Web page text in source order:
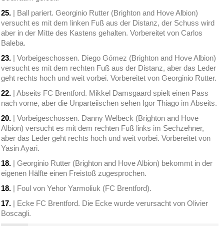
25. | Ball pariert. Georginio Rutter (Brighton and Hove Albion)
versucht es mit dem linken Fuß aus der Distanz, der Schuss wird
aber in der Mitte des Kastens gehalten. Vorbereitet von Carlos
Baleba.
23. | Vorbeigeschossen. Diego Gómez (Brighton and Hove Albion)
versucht es mit dem rechten Fuß aus der Distanz, aber das Leder
geht rechts hoch und weit vorbei. Vorbereitet von Georginio Rutter.
22. | Abseits FC Brentford. Mikkel Damsgaard spielt einen Pass
nach vorne, aber die Unparteiischen sehen Igor Thiago im Abseits.
20. | Vorbeigeschossen. Danny Welbeck (Brighton and Hove
Albion) versucht es mit dem rechten Fuß links im Sechzehner,
aber das Leder geht rechts hoch und weit vorbei. Vorbereitet von
Yasin Ayari.
18. | Georginio Rutter (Brighton and Hove Albion) bekommt in der
eigenen Hälfte einen Freistoß zugesprochen.
18. | Foul von Yehor Yarmoliuk (FC Brentford).
17. | Ecke FC Brentford. Die Ecke wurde verursacht von Olivier
Boscagli.